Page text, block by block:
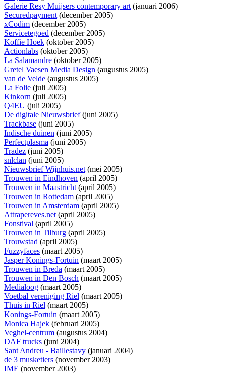
Galerie Resy Muijsers contemporary art(januari 2006)
Securedpayment(december 2005)
xCodim (december 2005)
Servicetegoed (december 2005)
Koffie Hoek (oktober 2005)
Actionlabs (oktober 2005)
La Salamandre (oktober 2005)
Gretel Vaesen Media Design (augustus 2005)
van de Velde (augustus 2005)
La Folie (juli 2005)
Kinkorn (juli 2005)
Q4EU (juli 2005)
De digitale Nieuwsbrief(juni 2005)
Trackbase (juni 2005)
Indische duinen (juni 2005)
Perfectplasma (juni 2005)
Tradez (juni 2005)
snlclan (juni 2005)
Nieuwsbrief Wijnhuis.net(mei 2005)
Trouwen in Eindhoven (april 2005)
Trouwen in Maastricht(april 2005)
Trouwen in Rottedam (april 2005)
Trouwen in Amsterdam (april 2005)
Attrapereves.net(april 2005)
Fonstival (april 2005)
Trouwen in Tilburg (april 2005)
Trouwstad (april 2005)
Fuzzyfaces (maart 2005)
Jasper Konings-Fortuin (maart 2005)
Trouwen in Breda (maart 2005)
Trouwen in Den Bosch (maart 2005)
Medialoog (maart 2005)
Voetbal vereniging Riel (maart 2005)
Thuis in Riel (maart 2005)
Konings-Fortuin (maart 2005)
Monica Hajek (februari 2005)
Veghel-centrum (augustus 2004)
DAF trucks (juni 2004)
Sant Andreu - Baillestavy (januari 2004)
de 3 musketiers (november 2003)
IME (november 2003)